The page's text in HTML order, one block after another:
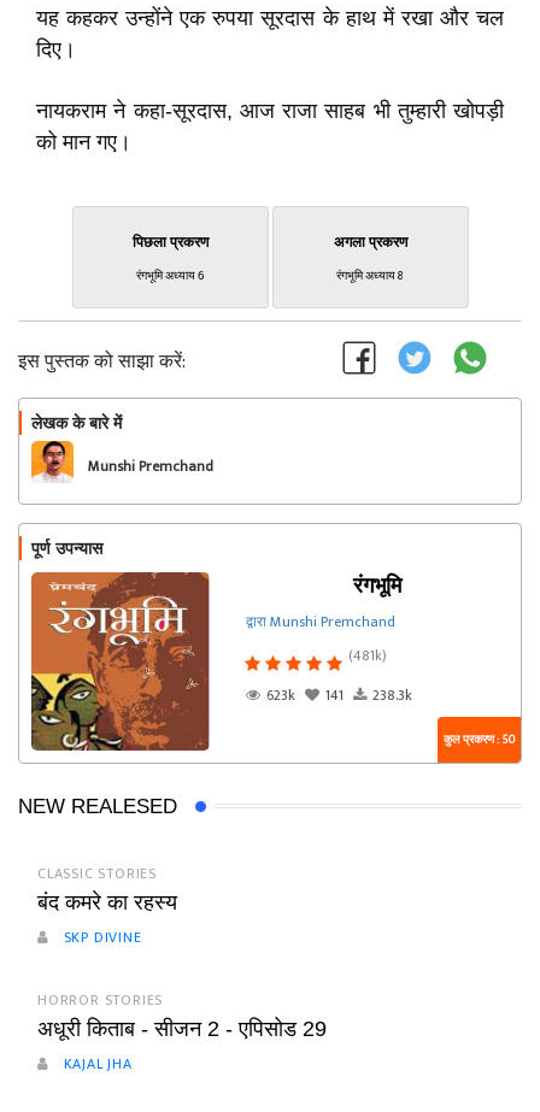
यह कहकर उन्होंने एक रुपया सूरदास के हाथ में रखा और चल
दिए।
नायकराम ने कहा-सूरदास, आज राजा साहब भी तुम्हारी खोपड़ी
को मान गए।
पिछला प्रकरण
रंगभूमि अध्याय 6
अगला प्रकरण
रंगभूमि अध्याय 8
इस पुस्तक को साझा करें:
लेखक के बारे में
Munshi Premchand
पूर्ण उपन्यास
रंगभूमि
द्वारा Munshi Premchand
(481k)
623k
141 238.3k
कुल प्रकरण : 50
NEW REALESED
CLASSIC STORIES
बंद कमरे का रहस्य
SKP DIVINE
HORROR STORIES
अधूरी किताब - सीजन 2 - एपिसोड 29
KAJAL JHA